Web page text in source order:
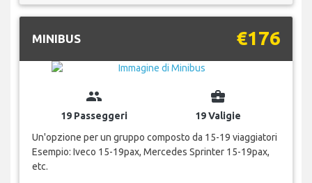
MINIBUS €176
group
19 Passeggeri
business_center
19 Valigie
Un'opzione per un gruppo composto da 15-19 viaggiatori
Esempio: Iveco 15-19pax, Mercedes Sprinter 15-19pax,
etc.